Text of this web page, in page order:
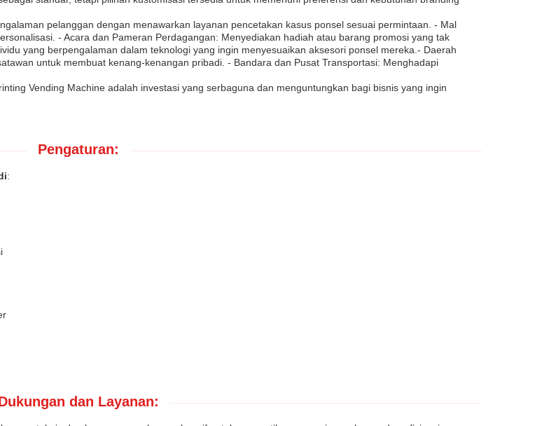
pelanggan dengan menawarkan layanan pencetakan kasus ponsel sesuai permintaan. - Mal
- Acara dan Pameran Perdagangan: Menyediakan hadiah atau barang promosi yang tak
yang berpengalaman dalam teknologi yang ingin menyesuaikan aksesori ponsel mereka.- Daerah
untuk membuat kenang-kenangan pribadi. - Bandara dan Pusat Transportasi: Menghadapi
Vending Machine adalah investasi yang serbaguna dan menguntungkan bagi bisnis yang ingin
Pengaturan:
:
dan Layanan: